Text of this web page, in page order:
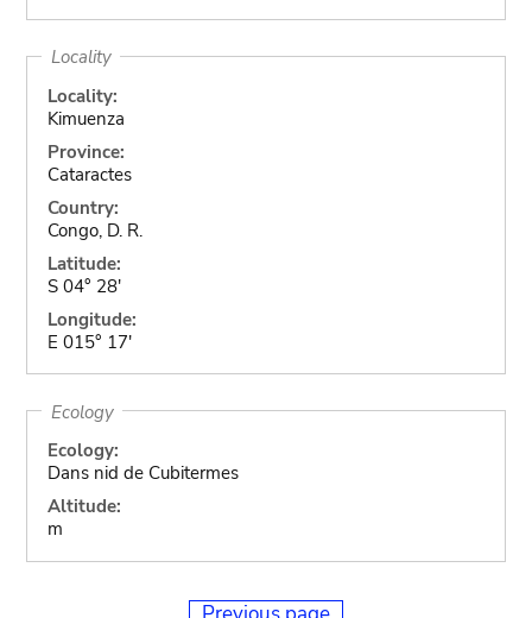
Locality
Locality:
Kimuenza
Province:
Cataractes
Country:
Congo, D. R.
Latitude:
S 04° 28'
Longitude:
E 015° 17'
Ecology
Ecology:
Dans nid de Cubitermes
Altitude:
m